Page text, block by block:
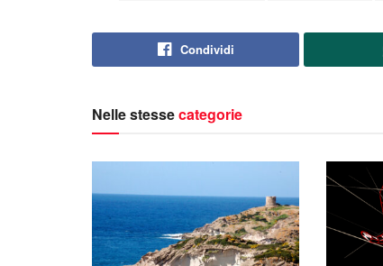
Condividi
Nelle stessecategorie